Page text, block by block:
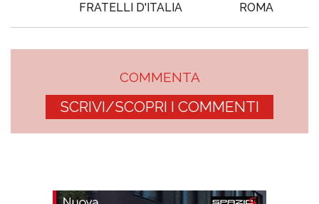
FRATELLI D'ITALIA
ROMA
COMMENTA
SCRIVI/SCOPRI I COMMENTI